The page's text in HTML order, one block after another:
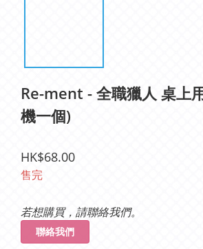
Re-ment - 全職獵人 桌上
機一個)
HK$68.00
售完
若想購買，請聯絡我們。
聯絡我們